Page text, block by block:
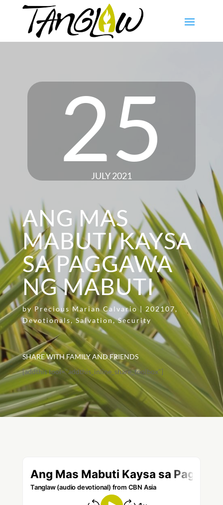
25
JULY 2021
ANG MAS
MABUTI KAYSA
SA PAGGAWA
NG MABUTI
by Precious Marian Calvario | 202107,
Devotionals,Salvation,Security
SHARE WITH FAMILY AND FRIENDS
[addthis tool="addthis_inline_share_toolbox"]